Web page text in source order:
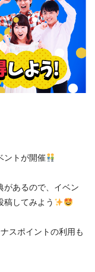
ントが開催
があるので、イベン
稿してみよう
スポイントの利用も